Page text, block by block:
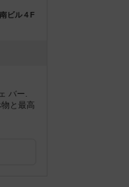
ビル４F
バー.
と最高